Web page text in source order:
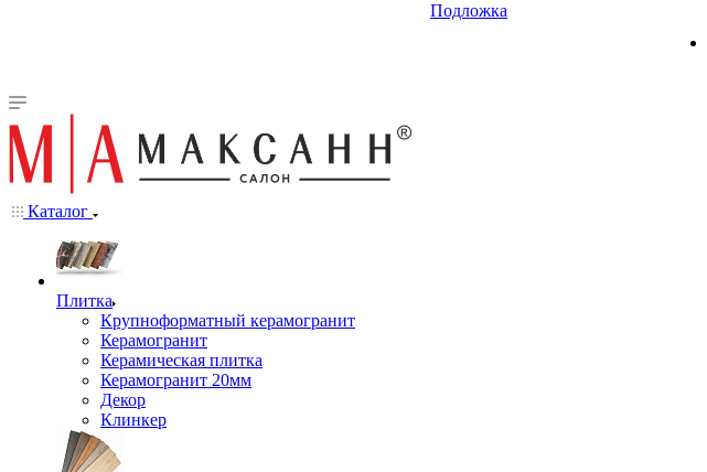
Подложка
Каталог
Плитка
Крупноформатный керамогранит
Керамогранит
Керамическая плитка
Керамогранит 20мм
Декор
Клинкер